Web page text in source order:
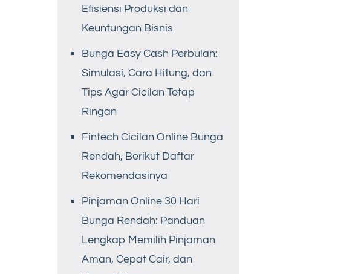
Efisiensi Produksi dan
Keuntungan Bisnis
Bunga Easy Cash Perbulan:
Simulasi, Cara Hitung, dan
Tips Agar Cicilan Tetap
Ringan
Fintech Cicilan Online Bunga
Rendah, Berikut Daftar
Rekomendasinya
Pinjaman Online 30 Hari
Bunga Rendah: Panduan
Lengkap Memilih Pinjaman
Aman, Cepat Cair, dan